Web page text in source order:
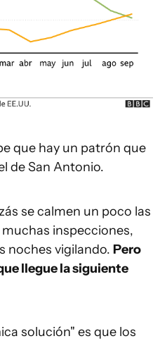
que hay un patrón que
de San Antonio.
se calmen un poco las
inspecciones,
noches vigilando. Pero
llegue la siguiente
solución" es que los